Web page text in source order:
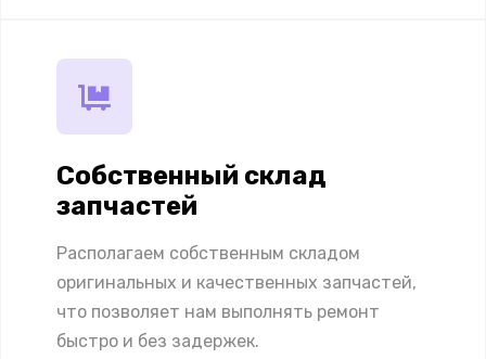
Собственный склад
запчастей
Располагаем собственным складом
оригинальных и качественных запчастей,
что позволяет нам выполнять ремонт
быстро и без задержек.